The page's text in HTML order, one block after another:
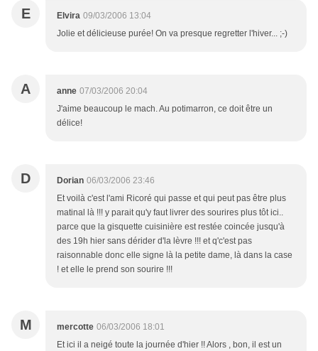
E Elvira 09/03/2006 13:04
Jolie et délicieuse purée! On va presque regretter l'hiver... ;-)
A anne 07/03/2006 20:04
J'aime beaucoup le mach. Au potimarron, ce doit être un
délice!
D Dorian 06/03/2006 23:46
Et voilà c'est l'ami Ricoré qui passe et qui peut pas être plus
matinal là !!! y parait qu'y faut livrer des sourires plus tôt ici..
parce que la gisquette cuisinière est restée coincée jusqu'à
des 19h hier sans dérider d'la lèvre !!! et q'c'est pas
raisonnable donc elle signe là la petite dame, là dans la case
! et elle le prend son sourire !!!
M mercotte 06/03/2006 18:01
Et ici il a neigé toute la journée d'hier !! Alors , bon, il est un